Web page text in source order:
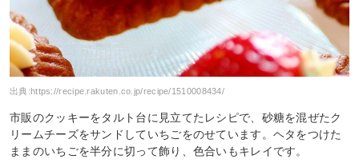
出典: https://recipe.rakuten.co.jp/recipe/1510008434/
市販のクッキーをタルト台に見立てたレシピで、砂糖を混ぜたク
リームチーズをサンドしていちごをのせています。ヘタをつけた
ままのいちごを半分に切って飾り、色合いもキレイです。